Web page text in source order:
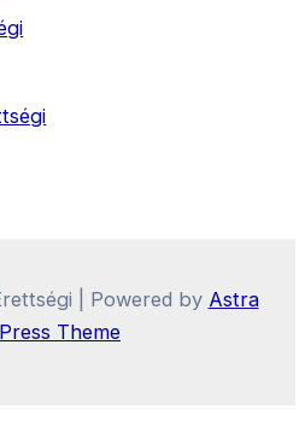
| Powered by Astra
Theme